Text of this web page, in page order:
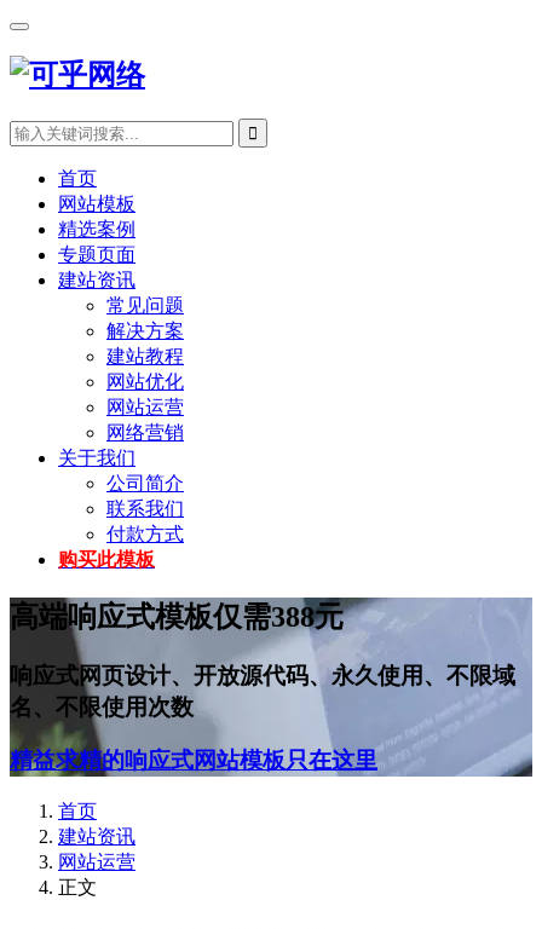
首页
网站模板
精选案例
专题页面
建站资讯
常见问题
解决方案
建站教程
网站优化
网站运营
网络营销
关于我们
公司简介
联系我们
付款方式
购买此模板
高端响应式模板仅需388元
响应式网页设计、开放源代码、永久使用、不限域
名、不限使用次数
精益求精的响应式网站模板只在这里
首页
建站资讯
网站运营
正文